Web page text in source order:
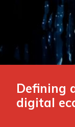
Defining
digital